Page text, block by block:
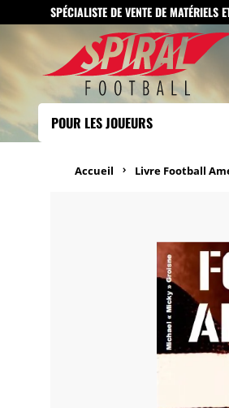
SPÉCIALISTE DE VENTE DE MATÉRIELS
POUR LES JOUEURS
Accueil Livre Football